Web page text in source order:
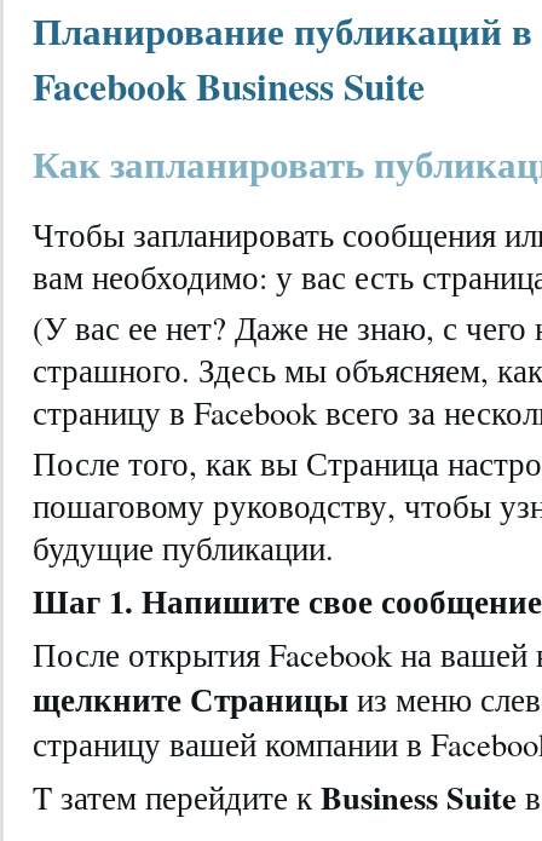
Планирование публикаций
Facebook Business Suite
Как запланировать
Чтобы запланировать сообщения
вам необходимо: у вас есть
(У вас ее нет? Даже не знаю, с чего
страшного. Здесь мы объясняем,
страницу в Facebook всего за
После того, как вы Страница
пошаговому руководству, чтобы
будущие публикации.
Шаг 1. Напишите свое сообщение
После открытия Facebook на
щелкните Страницы из меню
страницу вашей компании в
T затем перейдите к Business Suite